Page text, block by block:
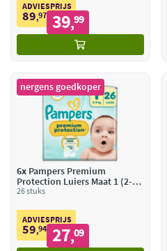
ADVIESPRIJS
89,97 39,99
nergens goedkoper
6x Pampers Premium
Protection Luiers Maat 1 (2-
5kg)
26 stuks
ADVIESPRIJS
59,94 27,09